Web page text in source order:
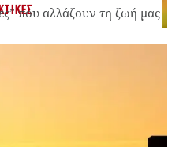
που αλλάζουν τη ζωή μας